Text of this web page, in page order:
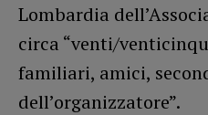
Lombardia
circa “venti/
familiari, amici,
dell’organizzatore”.